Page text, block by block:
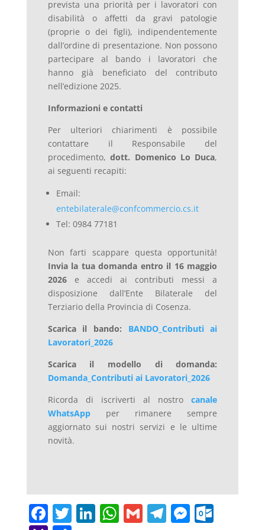
prevista una priorità per i lavoratori con
disabilità o affetti da gravi patologie
(proprie o dei figli), indipendentemente
dall’ordine di presentazione. Non possono
partecipare al bando i lavoratori che
hanno già beneficiato del contributo
nell’edizione 2025.
Informazioni e contatti
Per ulteriori chiarimenti è possibile
contattare il Responsabile del
procedimento,dott. Domenico Lo Duca,
ai seguenti recapiti:
Email:
entebilaterale@confcommercio.cs.it
Tel: 0984 77181
Non farti scappare questa opportunità!
Invia la tua domanda entro il 16 maggio
2026e accedi ai contributi messi a
disposizione dall’Ente Bilaterale del
Terziario della Provincia di Cosenza.
Scarica il bando: BANDO_Contributi ai
Lavoratori_2026
Scarica il modello di domanda:
Domanda_Contributi ai Lavoratori_2026
Ricorda di iscriverti al nostrocanale
WhatsAppper rimanere sempre
aggiornato sui nostri servizi e le ultime
novità.
F T Li W G T M O